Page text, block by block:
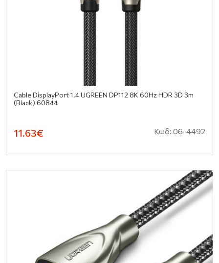
Cable DisplayPort 1.4 UGREEN DP112 8K 60Hz HDR 3D 3m
(black) 60844
11.63€ Κωδ: 06-4492